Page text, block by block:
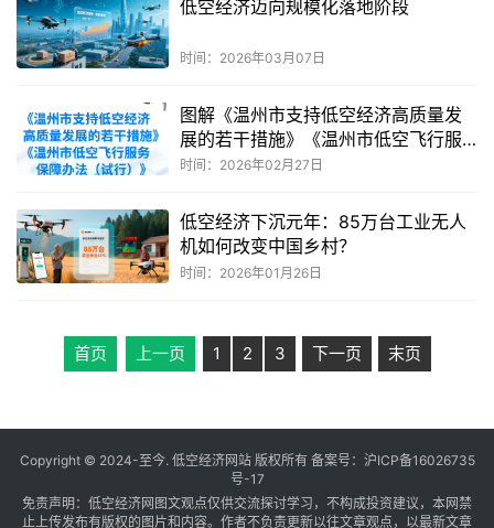
低空经济迈向规模化落地阶段
时间：2026年03月07日
图解《温州市支持低空经济高质量发
展的若干措施》《温州市低空飞行服
务保障办法（试行）》
时间：2026年02月27日
低空经济下沉元年：85万台工业无人
机如何改变中国乡村？
时间：2026年01月26日
首页 上一页 1 2 3 下一页 末页
Copyright © 2024-至今. 低空经济网站 版权所有 备案号： 沪ICP备16026735
号-17
免责声明：低空经济网图文观点仅供交流探讨学习，不构成投资建议，本网禁
止上传发布有版权的图片和内容。作者不负责更新以往文章观点，以最新文章